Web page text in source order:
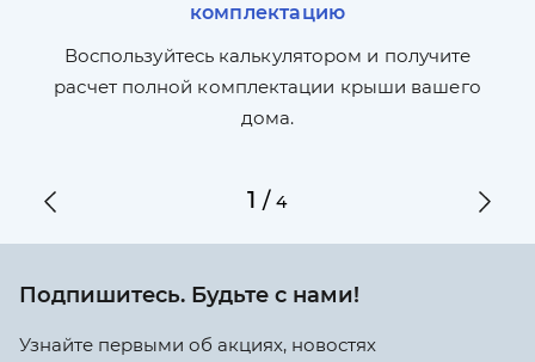
комплектацию
Воспользуйтесь калькулятором и получите
расчет полной комплектации крыши вашего
дома.
1 /4
Подпишитесь. Будьте с нами!
Узнайте первыми об акциях, новостях